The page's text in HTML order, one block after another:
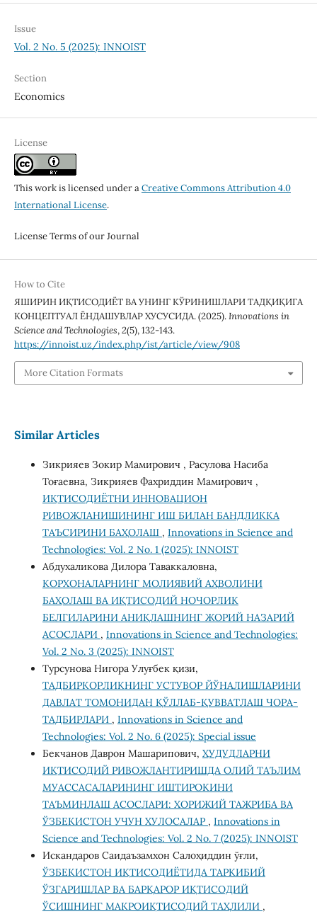
Issue
Vol. 2 No. 5 (2025): INNOIST
Section
Economics
License
This work is licensed under aCreative Commons Attribution 4.0
International License.
License Terms of our Journal
How to Cite
ЯШИРИН ИҚТИСОДИЁТ ВА УНИНГ КЎРИНИШЛАРИ ТАДҚИҚИГА
КОНЦЕПТУАЛ ЁНДАШУВЛАР ХУСУСИДА. (2025).Innovations in
Science and Technologies,2(5), 132-143.
https://innoist.uz/index.php/ist/article/view/908
More Citation Formats
Similar Articles
Зикрияев Зокир Мамирович , Расулова Насиба
Тоғаевна, Зикрияев Фахриддин Мамирович ,
ИҚТИСОДИЁТНИ ИННОВАЦИОН
РИВОЖЛАНИШИНИНГ ИШ БИЛАН БАНДЛИККА
ТАЪСИРИНИ БАҲОЛАШ , Innovations in Science and
Technologies: Vol. 2 No. 1 (2025): INNOIST
Абдухаликова Дилора Таваккаловна,
КОРХОНАЛАРНИНГ МОЛИЯВИЙ АҲВОЛИНИ
БАҲОЛАШ ВА ИҚТИСОДИЙ НОЧОРЛИК
БЕЛГИЛАРИНИ АНИҚЛАШНИНГ ЖОРИЙ НАЗАРИЙ
АСОСЛАРИ , Innovations in Science and Technologies:
Vol. 2 No. 3 (2025): INNOIST
Турсунова Нигора Улуғбек қизи,
ТАДБИРКОРЛИКНИНГ УСТУВОР ЙЎНАЛИШЛАРИНИ
ДАВЛАТ ТОМОНИДАН ҚЎЛЛАБ-ҚУВВАТЛАШ ЧОРА-
ТАДБИРЛАРИ , Innovations in Science and
Technologies: Vol. 2 No. 6 (2025): Special issue
Бекчанов Даврон Машарипович, ҲУДУДЛАРНИ
ИҚТИСОДИЙ РИВОЖЛАНТИРИШДА ОЛИЙ ТАЪЛИМ
МУАССАСАЛАРИНИНГ ИШТИРОКИНИ
ТАЪМИНЛАШ АСОСЛАРИ: ХОРИЖИЙ ТАЖРИБА ВА
ЎЗБЕКИСТОН УЧУН ХУЛОСАЛАР , Innovations in
Science and Technologies: Vol. 2 No. 7 (2025): INNOIST
Искандаров Саидаъзамхон Салоҳиддин ўғли,
ЎЗБЕКИСТОН ИҚТИСОДИЁТИДА ТАРКИБИЙ
ЎЗГАРИШЛАР ВА БАРҚАРОР ИҚТИСОДИЙ
ЎСИШНИНГ МАКРОИҚТИСОДИЙ ТАҲЛИЛИ ,